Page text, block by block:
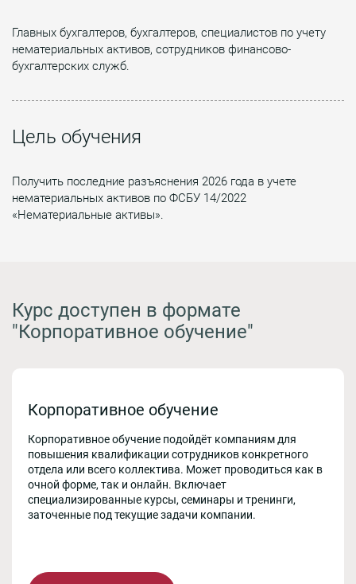
Главных бухгалтеров, бухгалтеров, специалистов по учету
нематериальных активов, сотрудников финансово-
бухгалтерских служб.
Цель обучения
Получить последние разъяснения 2026 года в учете
нематериальных активов по ФСБУ 14/2022
«Нематериальные активы».
Курс доступен в формате
"Корпоративное обучение"
Корпоративное обучение
Корпоративное обучение подойдёт компаниям для
повышения квалификации сотрудников конкретного
отдела или всего коллектива. Может проводиться как в
очной форме, так и онлайн. Включает
специализированные курсы, семинары и тренинги,
заточенные под текущие задачи компании.